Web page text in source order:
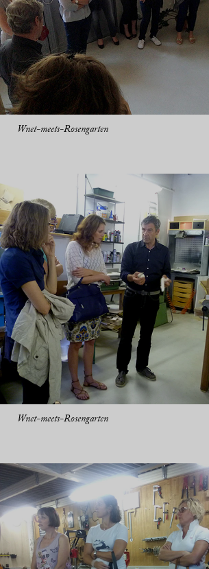
Wnet-meets-Rosengarten
Wnet-meets-Rosengarten